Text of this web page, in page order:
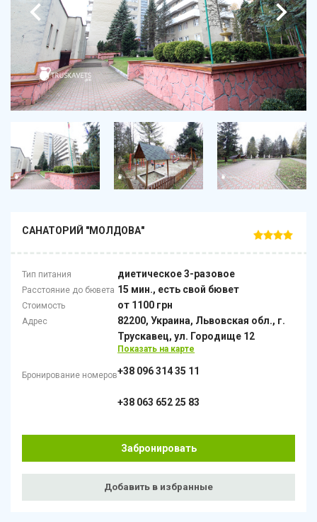
САНАТОРИЙ "МОЛДОВА"
Тип питания диетическое 3-разовое
Расстояние до бювета 15 мин., есть свой бювет
Стоимость от 1100 грн
Адрес
82200, Украина, Львовская обл., г.
Трускавец, ул. Городище 12
Показать на карте
Бронирование номеров+38 096 314 35 11
+38 063 652 25 83
Забронировать
Добавить в избранные